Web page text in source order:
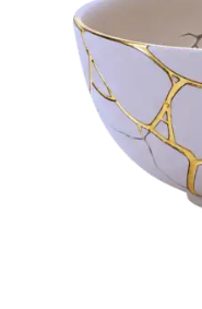
Praxisräume
Kontaktaus